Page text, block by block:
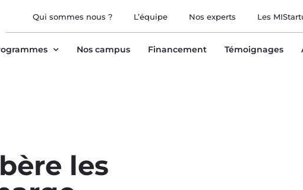
Qui sommes nous ? L’équipe Nos experts Les
Nos campus Financement Témoignages
les